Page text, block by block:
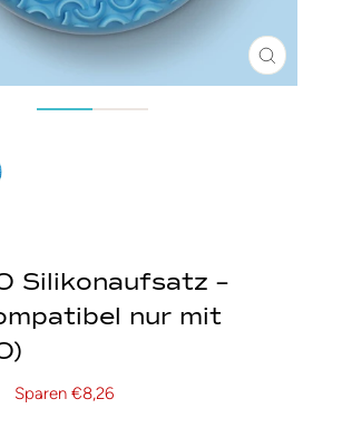
Schließen
Silikonaufsatz –
nur mit
Sparen €8,26